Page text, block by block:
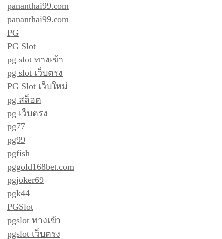
pananthai99.com
pananthai99.com
PG
PG Slot
pg slot ทางเข้า
pg slot เว็บตรง
PG Slot เว็บใหม่
pg สล็อต
pg เว็บตรง
pg77
pg99
pgfish
pggold168bet.com
pgjoker69
pgk44
PGSlot
pgslot ทางเข้า
pgslot เว็บตรง